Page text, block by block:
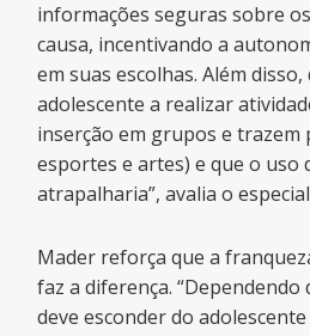
informações seguras sobre
causa, incentivando a
em suas escolhas. Além
adolescente a realizar
inserção em grupos e trazem
esportes e artes) e que o uso
atrapalharia”, avalia o
Mader reforça que a
faz a diferença.
deve esconder do